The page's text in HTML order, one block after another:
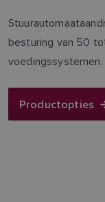
besturing van 50
voedingssystemen.
Productopties